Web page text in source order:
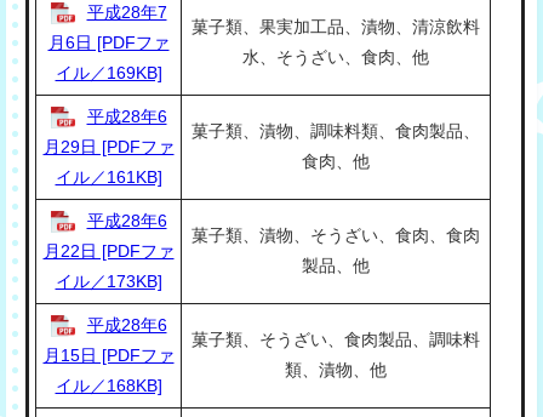
平成28年7
月6日 [PDFファ
イル／169KB]
菓子類、果実加工品、漬物、清涼飲料
水、そうざい、食肉、他
平成28年6
月29日 [PDFファ
イル／161KB]
菓子類、漬物、調味料類、食肉製品、
食肉、他
平成28年6
月22日 [PDFファ
イル／173KB]
菓子類、漬物、そうざい、食肉、食肉
製品、他
平成28年6
月15日 [PDFファ
イル／168KB]
菓子類、そうざい、食肉製品、調味料
類、漬物、他